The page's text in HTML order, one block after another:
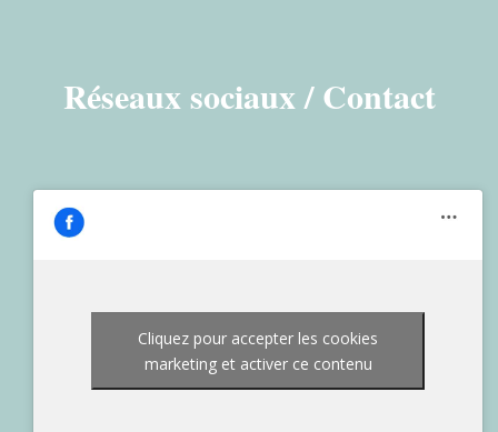
Réseaux sociaux / Contact
Cliquez pour accepter les cookies
marketing et activer ce contenu